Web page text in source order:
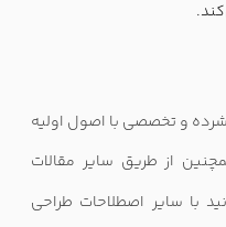
و تخصصی با اصول اولیه
از طریق سایر مقالات
با سایر اصطلاحات طراحی